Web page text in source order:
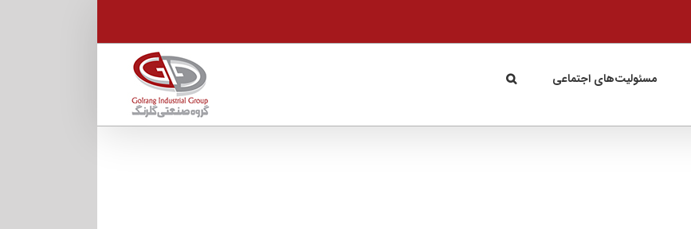
مسئولیت‌های اجتماعی